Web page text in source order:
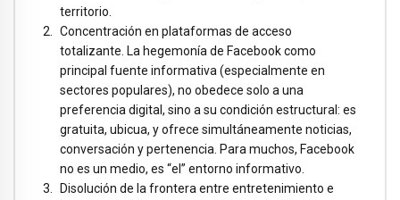
territorio.
Concentración en plataformas de acceso
totalizante. La hegemonía de Facebook como
principal fuente informativa (especialmente en
sectores populares), no obedece solo a una
preferencia digital, sino a su condición estructural: es
gratuita, ubicua, y ofrece simultáneamente noticias,
conversación y pertenencia. Para muchos, Facebook
no es un medio, es “el” entorno informativo.
Disolución de la frontera entre entretenimiento e